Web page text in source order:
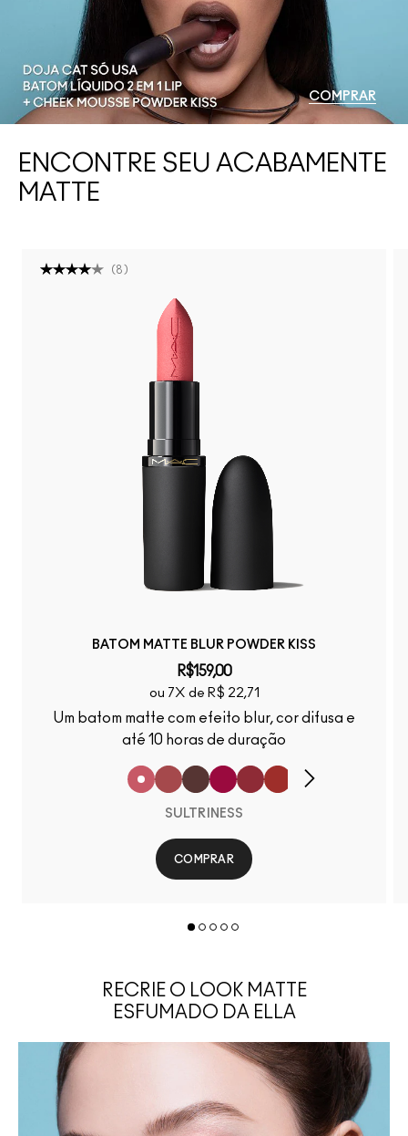
COMPRAR
ENCONTRE SEU ACABAMENTE
MATTE
( 8 )
BATOM MATTE BLUR POWDER KISS
R$159,00
ou 7X de R$ 22,71
Um batom matte com efeito blur, cor difusa e
até 10 horas de duração
SULTRINESS
COMPRAR
RECRIE O LOOK MATTE
ESFUMADO DA ELLA